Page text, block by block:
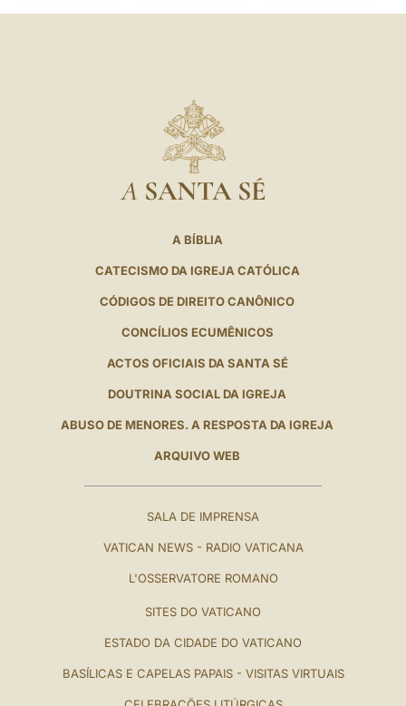
A SANTA SÉ
A BÍBLIA
CATECISMO DA IGREJA CATÓLICA
CÓDIGOS DE DIREITO CANÔNICO
CONCÍLIOS ECUMÊNICOS
ACTOS OFICIAIS DA SANTA SÉ
DOUTRINA SOCIAL DA IGREJA
ABUSO DE MENORES. A RESPOSTA DA IGREJA
ARQUIVO WEB
SALA DE IMPRENSA
VATICAN NEWS - RADIO VATICANA
L'OSSERVATORE ROMANO
SITES DO VATICANO
ESTADO DA CIDADE DO VATICANO
BASÍLICAS E CAPELAS PAPAIS - VISITAS VIRTUAIS